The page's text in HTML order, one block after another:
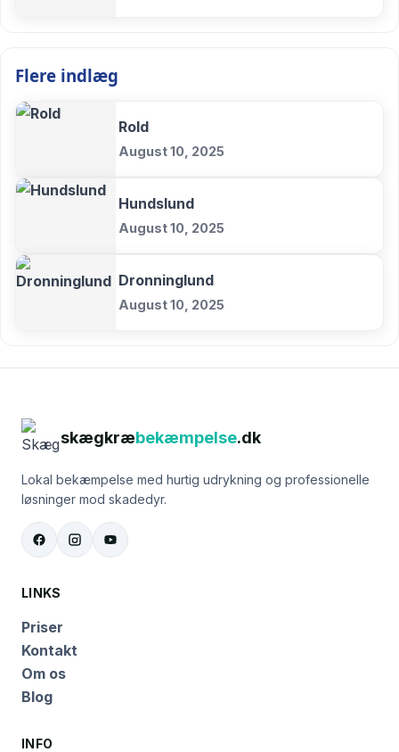
Flere indlæg
Rold
August 10, 2025
Hundslund
August 10, 2025
Dronninglund
August 10, 2025
skægkræbekæmpelse.dk
Lokal bekæmpelse med hurtig udrykning og professionelle
løsninger mod skadedyr.
LINKS
Priser
Kontakt
Om os
Blog
INFO